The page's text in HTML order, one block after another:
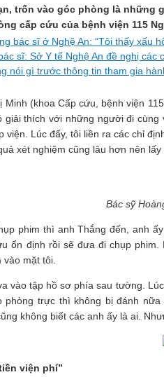
trốn vào góc phòng là những
cấp cứu của bệnh viện 115
bác sĩ ở Nghệ An: “Tôi thấy xấu
sĩ: Sở Y tế Nghệ An đề nghị các
nói gì trước thông tin tham gia
Minh (khoa Cấp cứu, bệnh viện
giải thích với những người đi cùng
viện. Lúc đấy, tôi liền ra các chỉ
xét nghiệm cũng lâu hơn nên
Bác sỹ
phim thì anh Thắng đến, anh
ổn định rồi sẽ đưa đi chụp
vào mặt tôi.
vào tập hồ sơ phía sau tường.
phòng trực thì không bị đánh
không biết các anh ấy là ai.
viện phí”